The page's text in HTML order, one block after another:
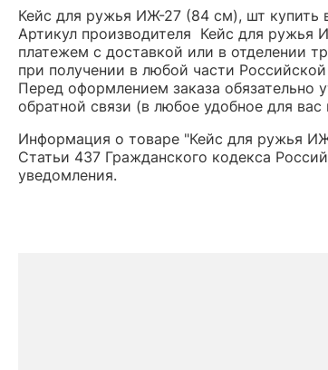
Кейс для ружья ИЖ-27 (84 см), шт купить
Артикул производителя Кейс для
платежем с доставкой или в отделении
при получении в любой части
Перед оформлением заказа обязательно
обратной связи (в любое удобное для вас
Информация о товаре "Кейс для ружья
Статьи 437 Гражданского кодекса
уведомления.